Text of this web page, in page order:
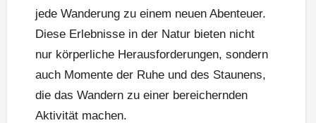
jede Wanderung zu einem neuen Abenteuer.
Diese Erlebnisse in der Natur bieten nicht
nur körperliche Herausforderungen, sondern
auch Momente der Ruhe und des Staunens,
die das Wandern zu einer bereichernden
Aktivität machen.